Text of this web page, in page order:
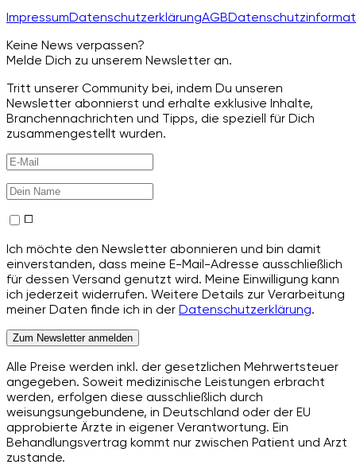
ImpressumDatenschutzerklärungAGB
Keine News verpassen?
Melde Dich zu unserem Newsletter an.
Tritt unserer Community bei, indem Du unseren
Newsletter abonnierst und erhalte exklusive Inhalte,
Branchennachrichten und Tipps, die speziell für Dich
zusammengestellt wurden.
Ich möchte den Newsletter abonnieren und bin damit
einverstanden, dass meine E-Mail-Adresse ausschließlich
für dessen Versand genutzt wird. Meine Einwilligung kann
ich jederzeit widerrufen. Weitere Details zur Verarbeitung
meiner Daten finde ich in der Datenschutzerklärung.
Zum Newsletter anmelden
Alle Preise werden inkl. der gesetzlichen Mehrwertsteuer
angegeben. Soweit medizinische Leistungen erbracht
werden, erfolgen diese ausschließlich durch
weisungsungebundene, in Deutschland oder der EU
approbierte Ärzte in eigener Verantwortung. Ein
Behandlungsvertrag kommt nur zwischen Patient und Arzt
zustande.